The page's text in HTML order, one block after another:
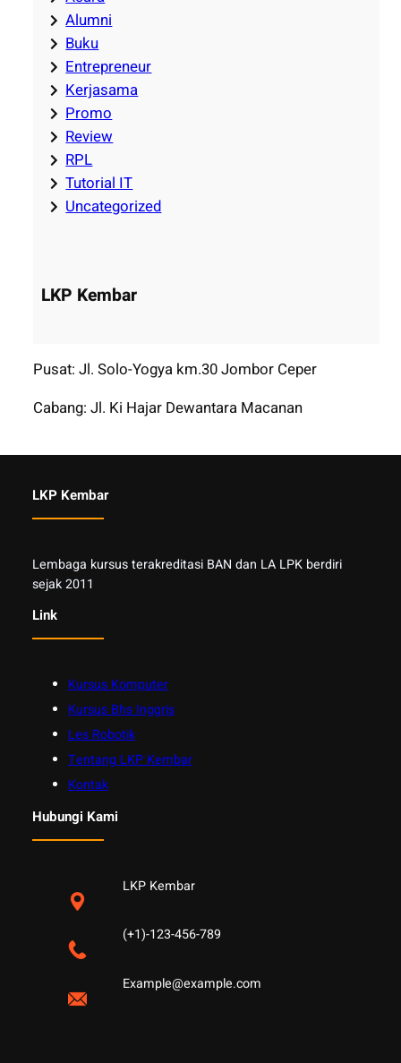
Alumni
Buku
Entrepreneur
Kerjasama
Promo
Review
RPL
Tutorial IT
Uncategorized
LKP Kembar
Pusat: Jl. Solo-Yogya km.30 Jombor Ceper
Cabang: Jl. Ki Hajar Dewantara Macanan
LKP Kembar
Lembaga kursus terakreditasi BAN dan LA LPK berdiri
sejak 2011
Link
Kursus Komputer
Kursus Bhs Inggris
Les Robotik
Tentang LKP Kembar
Kontak
Hubungi Kami
LKP Kembar
(+1)-123-456-789
Example@example.com